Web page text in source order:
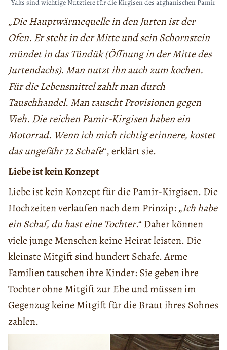
Yaks sind wichtige Nutztiere für die Kirgisen des afghanischen Pamir
„Die Hauptwärmequelle in den Jurten ist der
Ofen. Er steht in der Mitte und sein Schornstein
mündet in das Tündük (Öffnung in der Mitte des
Jurtendachs). Man nutzt ihn auch zum kochen.
Für die Lebensmittel zahlt man durch
Tauschhandel. Man tauscht Provisionen gegen
Vieh. Die reichen Pamir-Kirgisen haben ein
Motorrad. Wenn ich mich richtig erinnere, kostet
das ungefähr 12 Schafe“, erklärt sie.
Liebe ist kein Konzept
Liebe ist kein Konzept für die Pamir-Kirgisen. Die
Hochzeiten verlaufen nach dem Prinzip: „Ich habe
ein Schaf, du hast eine Tochter.“ Daher können
viele junge Menschen keine Heirat leisten. Die
kleinste Mitgift sind hundert Schafe. Arme
Familien tauschen ihre Kinder: Sie geben ihre
Tochter ohne Mitgift zur Ehe und müssen im
Gegenzug keine Mitgift für die Braut ihres Sohnes
zahlen.